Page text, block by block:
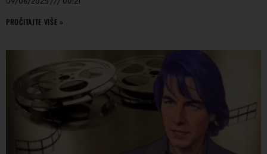
09/06/2025 00:21
PROČITAJTE VIŠE »